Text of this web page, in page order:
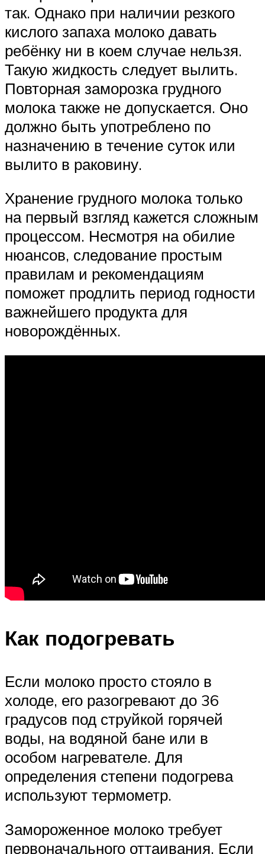
так. Однако при наличии резкого
кислого запаха молоко давать
ребёнку ни в коем случае нельзя.
Такую жидкость следует вылить.
Повторная заморозка грудного
молока также не допускается. Оно
должно быть употреблено по
назначению в течение суток или
вылито в раковину.
Хранение грудного молока только
на первый взгляд кажется сложным
процессом. Несмотря на обилие
нюансов, следование простым
правилам и рекомендациям
поможет продлить период годности
важнейшего продукта для
новорождённых.
Как подогревать
Если молоко просто стояло в
холоде, его разогревают до 36
градусов под струйкой горячей
воды, на водяной бане или в
особом нагревателе. Для
определения степени подогрева
используют термометр.
Замороженное молоко требует
первоначального оттаивания. Если